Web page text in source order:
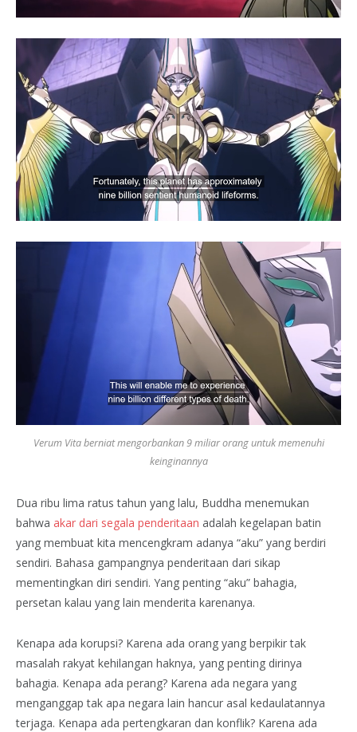
Verum Vita berniat mengorbankan 9 miliar orang untuk memenuhi
keinginannya
Dua ribu lima ratus tahun yang lalu, Buddha menemukan
bahwa akar dari segala penderitaan adalah kegelapan batin
yang membuat kita mencengkram adanya “aku” yang berdiri
sendiri. Bahasa gampangnya penderitaan dari sikap
mementingkan diri sendiri. Yang penting “aku” bahagia,
persetan kalau yang lain menderita karenanya.
Kenapa ada korupsi? Karena ada orang yang berpikir tak
masalah rakyat kehilangan haknya, yang penting dirinya
bahagia. Kenapa ada perang? Karena ada negara yang
menganggap tak apa negara lain hancur asal kedaulatannya
terjaga. Kenapa ada pertengkaran dan konflik? Karena ada